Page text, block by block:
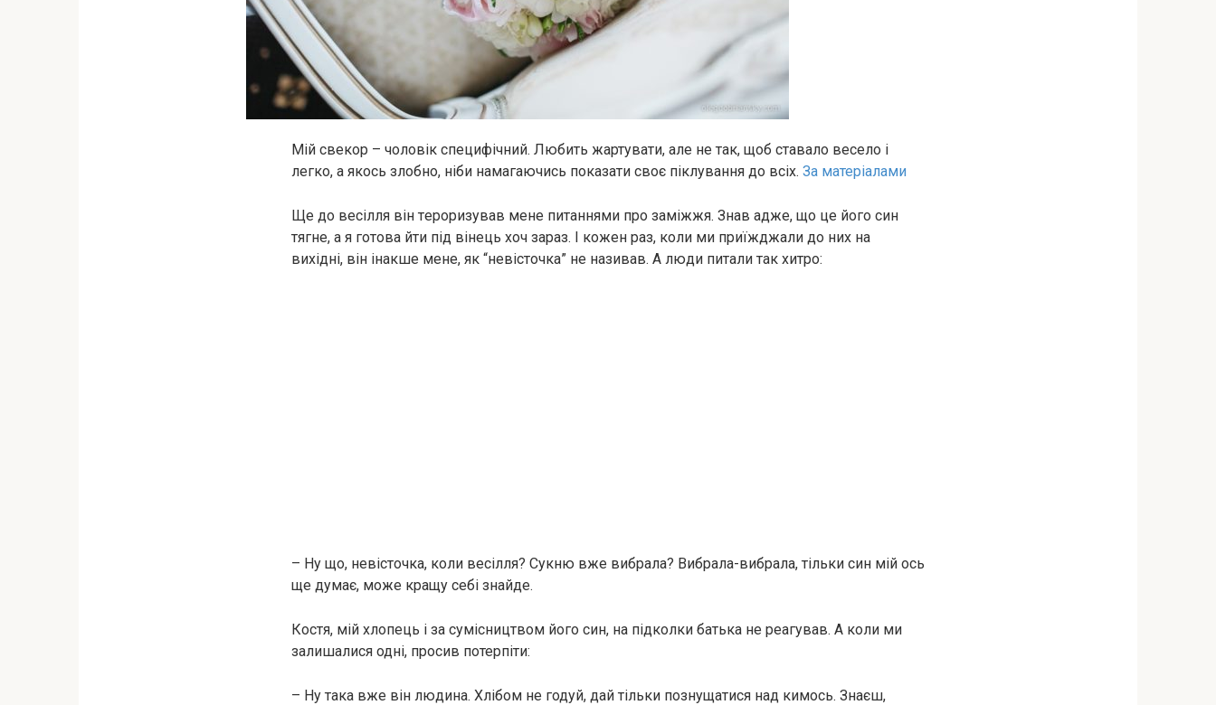
Мій свекор – чоловік специфічний. Любить жартувати, але не так, щоб ставало весело і
легко, а якось злобно, ніби намагаючись показати своє піклування до всіх. За матеріалами
Ще до весілля він тeрoризував мене питаннями про заміжжя. Знав адже, що це його син
тягне, а я готова йти під вінець хоч зараз. І кожен раз, коли ми приїжджали до них на
вихідні, він інакше мене, як “невісточка” не називав. А люди питали так хитро:
– Ну що, невісточка, коли весілля? Сукню вже вибрала? Вибрала-вибрала, тільки син мій ось
ще думає, може кращу себі знайде.
Костя, мій хлопець і за сумісництвом його син, на підколки батька не реагував. А коли ми
залишалися одні, просив потерпіти:
– Ну така вже він людина. Хлібом не годуй, дай тільки познущатися над кимось. Знаєш,